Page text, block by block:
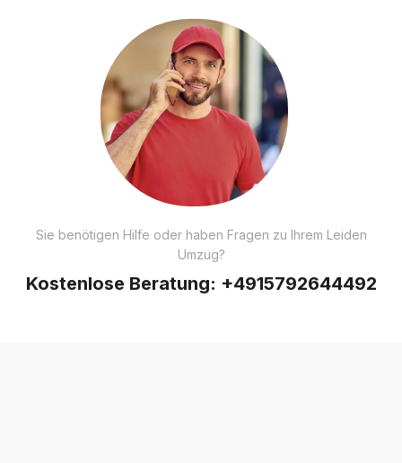
Sie benötigen Hilfe oder haben Fragen zu Ihrem Leiden
Umzug?
Kostenlose Beratung: +4915792644492